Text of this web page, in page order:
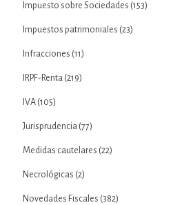
Impuesto sobre Sociedades (153)
Impuestos patrimoniales (23)
Infracciones (11)
IRPF-Renta (219)
IVA (105)
Jurisprudencia (77)
Medidas cautelares (22)
Necrológicas (2)
Novedades Fiscales (382)